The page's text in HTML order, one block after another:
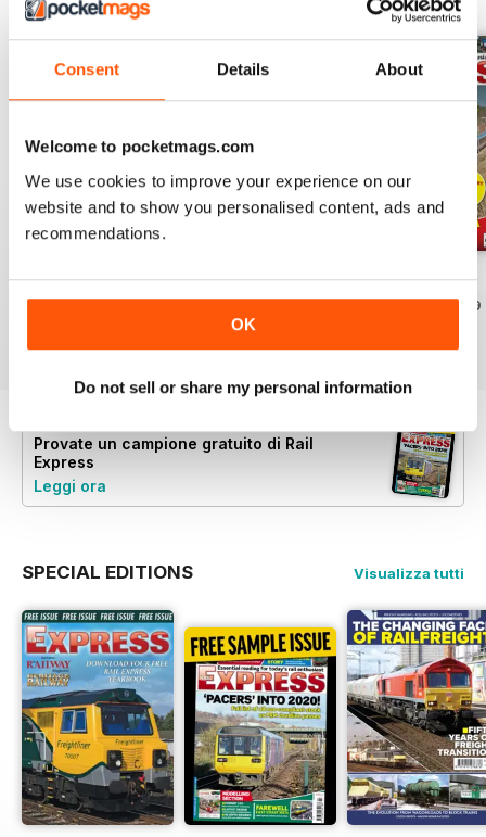
Consent Details About
Welcome to pocketmags.com
We use cookies to improve your experience on our
website and to show you personalised content, ads and
recommendations.
OK
Do not sell or share my personal information
Jul-26
Acquista per€5,99
Jun-26
Acquista per€5,99
Al carrello
May-26
Acquista per€5,99
Provate un campione gratuito di Rail
Express
Leggi ora
SPECIAL EDITIONS Visualizza tutti